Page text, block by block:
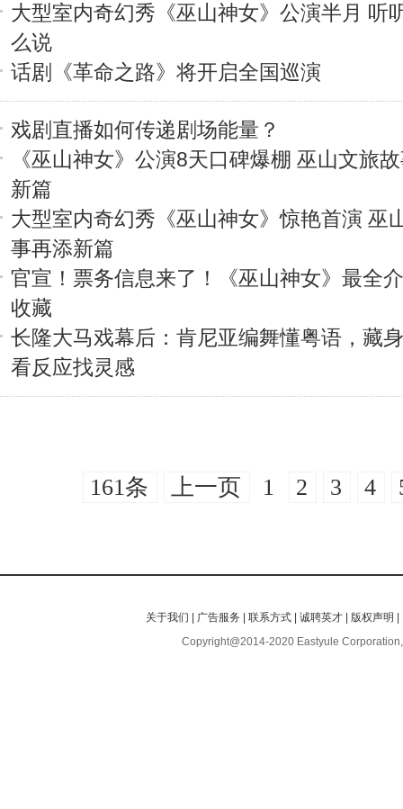
大型室内奇幻秀《巫山神女》公演半月 听
么说
话剧《革命之路》将开启全国巡演
戏剧直播如何传递剧场能量？
《巫山神女》公演8天口碑爆棚 巫山文旅
新篇
大型室内奇幻秀《巫山神女》惊艳首演 巫
事再添新篇
官宣！票务信息来了！《巫山神女》最全
收藏
长隆大马戏幕后：肯尼亚编舞懂粤语，藏
看反应找灵感
161条 上一页 1 2 3 4
关于我们 广告服务 |联系方式 |诚聘英才 版权声明
Copyright@2014-2020 Eastyule